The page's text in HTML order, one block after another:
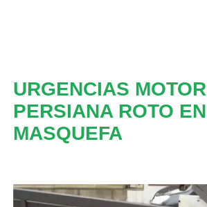
URGENCIAS MOTOR
PERSIANA ROTO EN
MASQUEFA